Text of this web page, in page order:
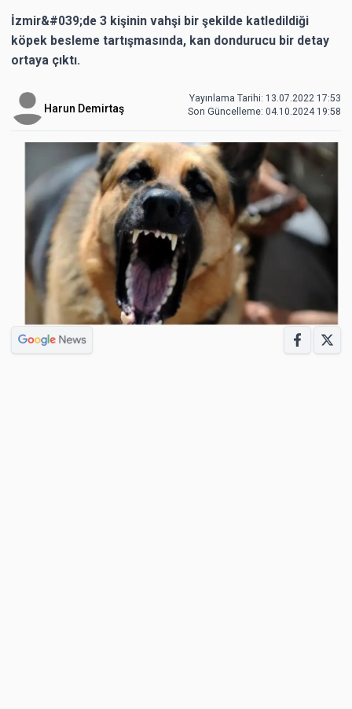
İzmir&#039;de 3 kişinin vahşi bir şekilde katledildiği
köpek besleme tartışmasında, kan dondurucu bir detay
ortaya çıktı.
Harun Demirtaş
Yayınlama Tarihi: 13.07.2022 17:53
Son Güncelleme: 04.10.2024 19:58